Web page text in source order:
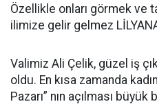
Özellikle onları görmek ve
ilimize gelir gelmez
Valimiz Ali Çelik, güzel iş
oldu. En kısa zamanda
Pazarı” nın açılması